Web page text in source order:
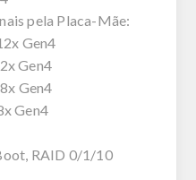
pela Placa-Mãe:
Gen4
Gen4
Gen4
Gen4
RAID 0/1/10